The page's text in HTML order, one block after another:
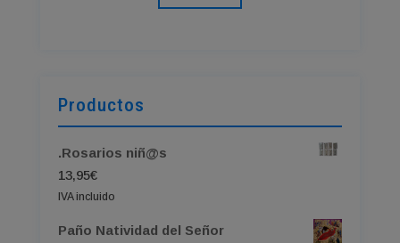
Productos
.Rosarios niñ@s
13,95€
IVA incluido
Paño Natividad del Señor